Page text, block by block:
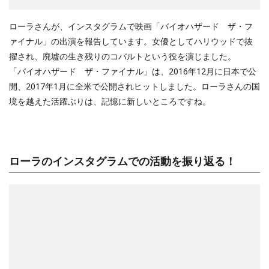
ローラさんが、インスタグラムで映画「バイオハザード ザ・フ
ァイナル」の出演を報告しています。女優としてハリウッドで抜
擢され、廃墟の生き残りのコバルトという役を演じました。
「バイオハザード ザ・ファイナル」は、2016年12月に日本で公
開、2017年1月に全米で公開されヒットしました。ローラさんの国
境を越えた活躍ぶりは、記憶に新しいところですね。
ローラのインスタグラムでの活動を振り返る！